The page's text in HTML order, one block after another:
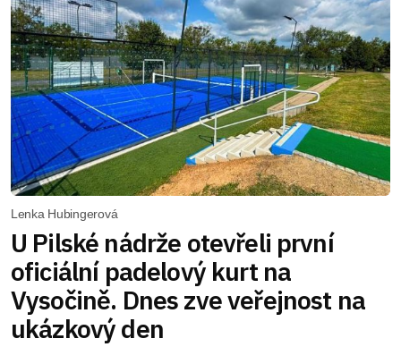
Lenka Hubingerová
U Pilské nádrže otevřeli první
oficiální padelový kurt na
Vysočině. Dnes zve veřejnost na
ukázkový den